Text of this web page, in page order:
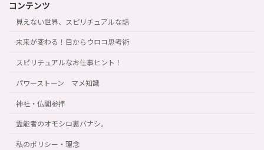
コンテンツ
見えない世界、スピリチュアルな話
未来が変わる！目からウロコ思考術
スピリチュアルなお仕事ヒント！
パワーストーン マメ知識
神社・仏閣参拝
霊能者のオモシロ裏バナシ。
私のポリシー・理念